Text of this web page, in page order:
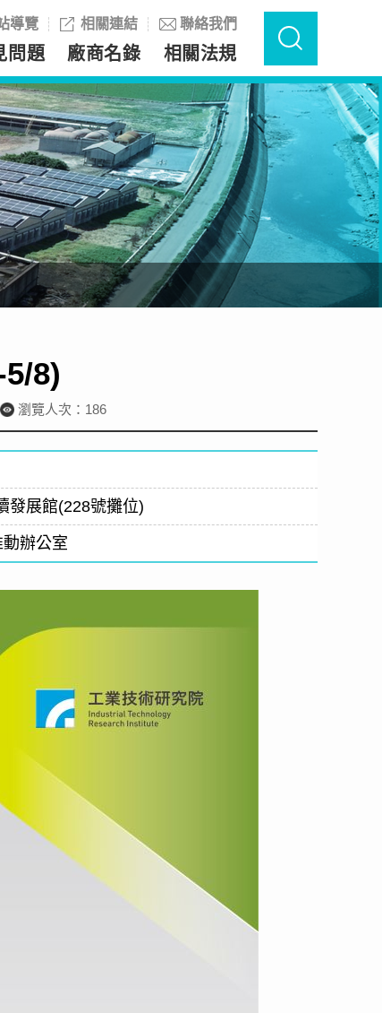
導覽 相關連結 聯絡我們
問題 廠商名錄 相關法規
8)
瀏覽人次：186
發展館(228號攤位)
辦公室